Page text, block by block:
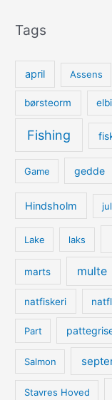
Tags
april Assens
børsteorm
Fishing
Game gedde
Hindsholm
Lake laks
marts multe
natfiskeri
Part
Salmon
Stavres Hoved